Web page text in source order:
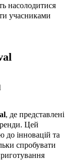
насолодитися
учасниками
, де представлені
Цей
до інновацій та
спробувати